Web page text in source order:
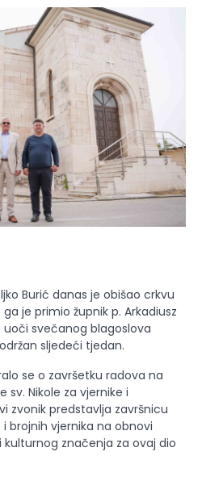
Burić danas je obišao crkvu
je primio župnik p. Arkadiusz
uoči svečanog blagoslova
sljedeći tjedan.
se o završetku radova na
sv. Nikole za vjernike i
zvonik predstavlja završnicu
brojnih vjernika na obnovi
značenja za ovaj dio